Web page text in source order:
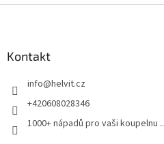
l
k
Kontakt
info@helvit.cz
+420608028346
1000+ nápadů pro vaši koupelnu ..